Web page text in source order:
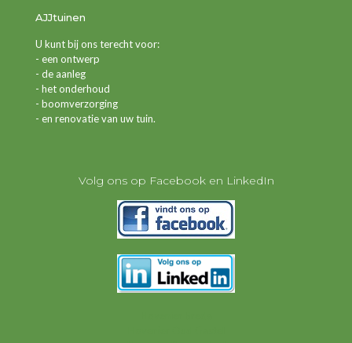
AJJtuinen
U kunt bij ons terecht voor:
- een ontwerp
- de aanleg
- het onderhoud
- boomverzorging
- en renovatie van uw tuin.
Volg ons op Facebook en LinkedIn